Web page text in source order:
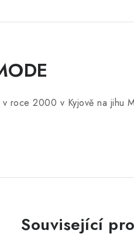
roce 2000 v Kyjově na jihu
Související